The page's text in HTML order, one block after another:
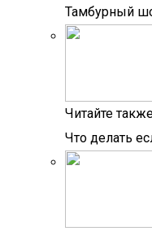
Тамбурный
Читайте
Что делать